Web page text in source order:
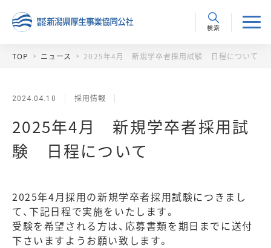
検索
TOP ニュース 2025年4月 新規学卒者採用試験 日程について
2024.04.10 採用情報
2025年4月 新規学卒者採用試
験 日程について
2025年4月採用の新規学卒者採用試験につきまし
て、下記日程で実施をいたします。
受験を希望される方は、応募書類を期日までに送付
下さいますようお願い致します。